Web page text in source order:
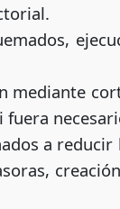
mediante
fuera
a